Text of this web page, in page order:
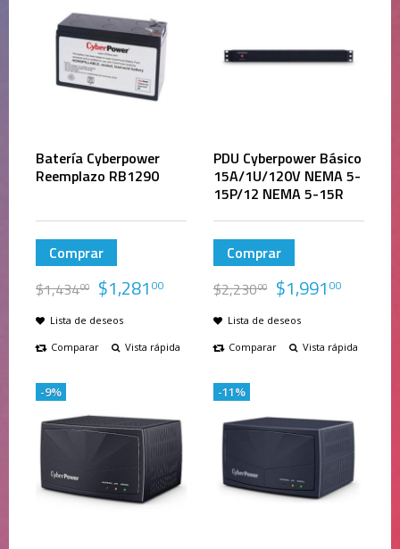
Batería Cyberpower
Reemplazo RB1290
Comprar
$1,43400 $1,281 00
Lista de deseos
Comparar
Vista rápida
PDU Cyberpower Básico
15A/1U/120V NEMA 5-
15P/12 NEMA 5-15R
Comprar
$2,23000 $1,991 00
Lista de deseos
Comparar
Vista rápida
-9% -11%